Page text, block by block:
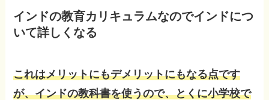
インドの教育カリキュラムなのでインドにつ
いて詳しくなる
これはメリットにもデメリットにもなる点です
が、インドの教科書を使うので、とくに小学校で